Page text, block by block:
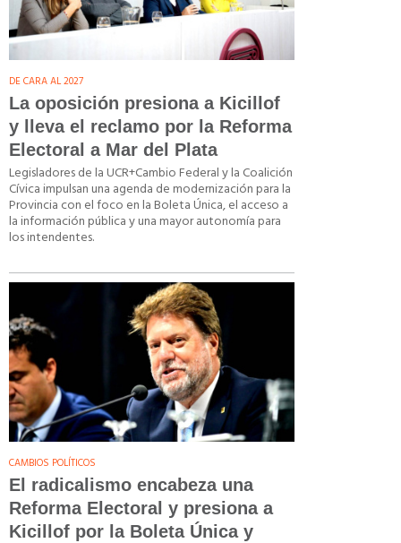
DE CARA AL 2027
La oposición presiona a Kicillof
y lleva el reclamo por la Reforma
Electoral a Mar del Plata
Legisladores de la UCR+Cambio Federal y la Coalición
Cívica impulsan una agenda de modernización para la
Provincia con el foco en la Boleta Única, el acceso a
la información pública y una mayor autonomía para
los intendentes.
CAMBIOS POLÍTICOS
El radicalismo encabeza una
Reforma Electoral y presiona a
Kicillof por la Boleta Única y